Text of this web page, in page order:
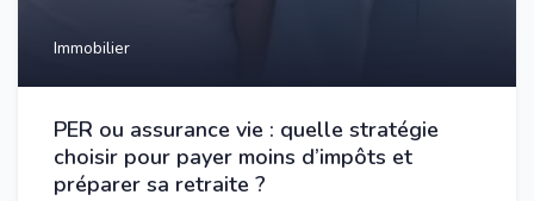
Immobilier
PER ou assurance vie : quelle stratégie
choisir pour payer moins d’impôts et
préparer sa retraite ?